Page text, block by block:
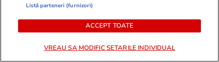
Wowbiz.ro Redactia.ro
Listă parteneri (furnizori)
ACCEPT TOATE
VREAU SA MODIFIC SETARILE INDIVIDUAL